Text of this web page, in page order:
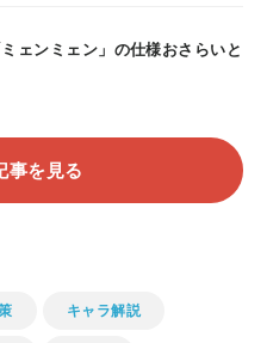
ェンミェン」の仕様おさらいと
事を見る
キャラ解説